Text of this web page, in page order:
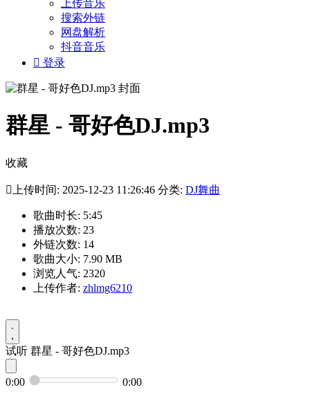
上传音乐
搜索外链
网盘解析
抖音音乐
 登录
群星 - 哥好色DJ.mp3
收藏
 上传时间: 2025-12-23 11:26:46 分类: DJ舞曲
歌曲时长: 5:45
播放次数: 23
外链次数: 14
歌曲大小: 7.90 MB
浏览人气: 2320
上传作者: zhlmg6210
试听 群星 - 哥好色DJ.mp3
0:00 0:00